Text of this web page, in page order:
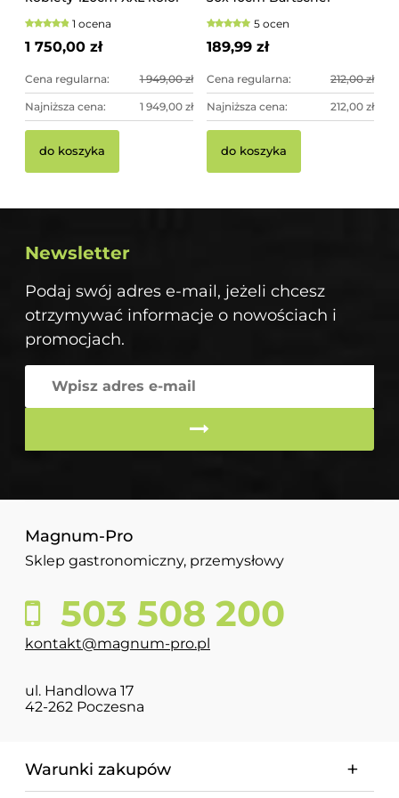
imponująca dekoracja
ogrodowa
1 ocena
1 750,00 zł
Cena regularna: 1 949,00 zł
Najniższa cena: 1 949,00 zł
do koszyka
5 ocen
189,99 zł
Cena regularna: 212,00 zł
Najniższa cena: 212,00 zł
do koszyka
Newsletter
Podaj swój adres e-mail, jeżeli chcesz
otrzymywać informacje o nowościach i
promocjach.
Magnum-Pro
Sklep gastronomiczny, przemysłowy
503 508 200
kontakt@magnum-pro.pl
ul. Handlowa 17
42-262 Poczesna
Warunki zakupów